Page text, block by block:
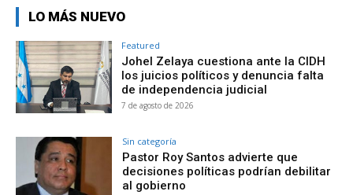
LO MÁS NUEVO
Featured
Johel Zelaya cuestiona ante la CIDH
los juicios políticos y denuncia falta
de independencia judicial
7 de agosto de 2026
Sin categoría
Pastor Roy Santos advierte que
decisiones políticas podrían debilitar
al gobierno